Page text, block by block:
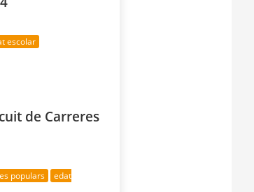
escolar
de Carreres
populars
edat